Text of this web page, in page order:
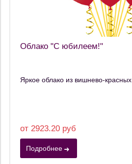
Облако "С юбилеем!"
Яркое облако из вишнево-
от 2923.20 руб
Подробнее